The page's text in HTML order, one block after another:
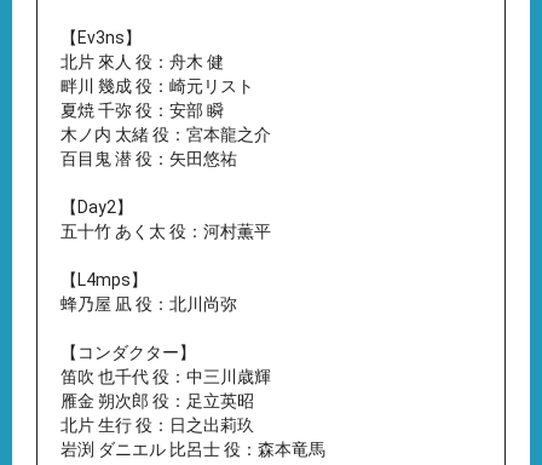
【Ev3ns】
北片 來人 役：舟木 健
畔川 幾成 役：崎元リスト
夏焼 千弥 役：安部 瞬
木ノ内 太緒 役：宮本龍之介
百目鬼 潜 役：矢田悠祐
【Day2】
五十竹 あく太 役：河村薫平
【L4mps】
蜂乃屋 凪 役：北川尚弥
【コンダクター】
笛吹 也千代 役：中三川歳輝
雁金 朔次郎 役：足立英昭
北片 生行 役：日之出莉玖
岩渕 ダニエル 比呂士 役：森本竜馬